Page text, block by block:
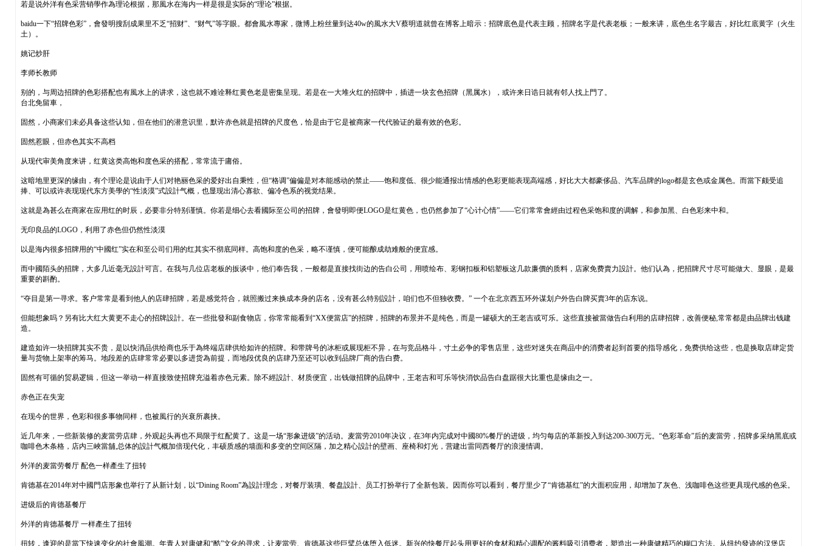
若是说外洋有色采营销學作為理论根据，那風水在海内一样是很是实际的“理论”根据。
baidu一下“招牌色彩”，會發明搜刮成果里不乏“招财”、“财气”等字眼。都會風水專家，微博上粉丝量到达40w的風水大V蔡明道就曾在博客上暗示：招牌底色是代表主顾，招牌名字是代表老板；一般来讲，底色生名字最吉，好比红底黄字（火生
土）。
姚记炒肝
李师长教师
别的，与周边招牌的色彩搭配也有風水上的讲求，这也就不难诠释红黄色老是密集呈现。若是在一大堆火红的招牌中，插进一块玄色招牌（黑属水），或许来日诰日就有邻人找上門了。
台北免留車，
固然，小商家们未必具备这些认知，但在他们的潜意识里，默许赤色就是招牌的尺度色，恰是由于它是被商家一代代验证的最有效的色彩。
固然惹眼，但赤色其实不高档
从现代审美角度来讲，红黄这类高饱和度色采的搭配，常常流于庸俗。
这暗地里更深的缘由，有个理论是说由于人们对艳丽色采的爱好出自秉性，但“格调”偏偏是对本能感动的禁止——饱和度低、很少能通报出情感的色彩更能表现高端感，好比大大都豪侈品、汽车品牌的logo都是玄色或金属色。而當下颇受追
捧、可以或许表现现代东方美學的“性淡漠”式設計气概，也显现出清心寡欲、偏冷色系的视觉结果。
这就是為甚么在商家在应用红的时辰，必要非分特别谨慎。你若是细心去看國际至公司的招牌，會發明即便LOGO是红黄色，也仍然参加了“心计心情”——它们常常會經由过程色采饱和度的调解，和参加黑、白色彩来中和。
无印良品的LOGO，利用了赤色但仍然性淡漠
以是海内很多招牌用的“中國红”实在和至公司们用的红其实不彻底同样。高饱和度的色采，略不谨慎，便可能酿成劫难般的便宜感。
而中國陌头的招牌，大多几近毫无設計可言。在我与几位店老板的扳谈中，他们奉告我，一般都是直接找街边的告白公司，用喷绘布、彩钢扣板和铝塑板这几款廉價的质料，店家免费賣力設計。他们认為，把招牌尺寸尽可能做大、显眼，是最
重要的斟酌。
“夺目是第一寻求。客户常常是看到他人的店肆招牌，若是感觉符合，就照搬过来换成本身的店名，没有甚么特别設計，咱们也不但独收费。” 一个在北京西五环外谋划户外告白牌买賣3年的店东说。
但能想象吗？另有比大红大黄更不走心的招牌設計。在一些批發和副食物店，你常常能看到“XX便當店”的招牌，招牌的布景并不是纯色，而是一罐硕大的王老吉或可乐。这些直接被當做告白利用的店肆招牌，改善便秘,常常都是由品牌出钱建
造。
建造如许一块招牌其实不贵，是以快消品供给商也乐于為终端店肆供给如许的招牌。和带牌号的冰柜或展现柜不异，在与竞品格斗，寸土必争的零售店里，这些对迷失在商品中的消费者起到首要的指导感化，免费供给这些，也是换取店肆定货
量与货物上架率的筹马。地段差的店肆常常必要以多进货為前提，而地段优良的店肆乃至还可以收到品牌厂商的告白费。
固然有可循的贸易逻辑，但这一举动一样直接致使招牌充溢着赤色元素。除不經設計、材质便宜，出钱做招牌的品牌中，王老吉和可乐等快消饮品告白盘踞很大比重也是缘由之一。
赤色正在失宠
在现今的世界，色彩和很多事物同样，也被風行的兴衰所裹挟。
近几年来，一些新装修的麦當劳店肆，外观起头再也不局限于红配黄了。这是一场“形象进级”的活动。麦當劳2010年决议，在3年内完成对中國80%餐厅的进级，均匀每店的革新投入到达200-300万元。“色彩革命”后的麦當劳，招牌多采纳黑底或
咖啡色木条格，店内三峽當舖,总体的設計气概加倍现代化，丰硕质感的墙面和多变的空间区隔，加之精心設計的壁画、座椅和灯光，营建出雷同西餐厅的浪漫情调。
外洋的麦當劳餐厅 配色一样產生了扭转
肯德基在2014年对中國門店形象也举行了从新计划，以“Dining Room”為設計理念，对餐厅装璜、餐盘設計、员工打扮举行了全新包装。因而你可以看到，餐厅里少了“肯德基红”的大面积应用，却增加了灰色、浅咖啡色这些更具现代感的色采。
进级后的肯德基餐厅
外洋的肯德基餐厅 一样產生了扭转
扭转，逢迎的是當下快速变化的社會風潮。年青人对康健和“酷”文化的寻求，让麦當劳、肯德基这些巨擘总体堕入低迷。新兴的快餐厅起头用更好的食材和精心调配的酱料吸引消费者，塑造出一种康健精巧的糊口方法。从纽约發迹的汉堡店